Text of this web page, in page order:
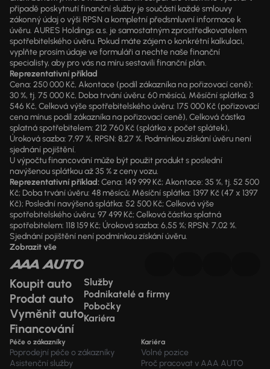
případě poskytnutí finanční služby je součástí každé smlouvy
zákonný údaj o výši RPSN a kompletní předsmluvní informace k
úvěru. AURES Holdings a.s. je samostatným zprostředkovatelem
spotřebitelského úvěru. Pokud máte zájem o konkrétní kalkulaci,
vyplňte prosím údaje ve formuláři a nechte naše finanční
specialisty, aby pro vás na míru sestavili finanční plán.
Reprezentativní příklad
Cena: 250 000 Kč, Akontace (podíl zákazníka na pořizovací ceně):
30 %, tj. 75 000 Kč, Doba trvání úvěru: 60 měsíců, Měsíční splátka: 3
546 Kč, Celková výše spotřebitelského úvěru: 175 000 Kč (pořizovací
cena mínus podíl zákazníka na pořizovací ceně), Celková částka
splatná spotřebitelem: 212 760 Kč (splátka x počet splátek),
Úroková sazba: 7,97 %, RPSN: 8,27 %. Podmínkou získání úvěru není
sjednání pojištění.
U výpočtu financování může být použit produkt s poslední
navýšenou splátkou až 35 % z ceny vozu.
Reprezentativní příklad:Cena: 149 999 Kč; Akontace: 35 %, tj. 52 500
Kč; Doba trvání úvěru: 48 měsíců; Měsíční splátka: 1397 Kč (47 x 1397
Kč); Poslední navýšená splátka: 52 500 Kč; Celková výše
spotřebitelského úvěru: 97 499 Kč; Celková částka splatná
spotřebitelem: 118 159 Kč; Úroková sazba: 6,55 %; RPSN: 7,02 %.
Sjednání pojištění není podmínkou získání úvěru.
Zobrazit vše
Koupit auto
Prodat auto
Vyměnit auto
Financování
Služby
Podnikatelé a firmy
Pobočky
Kariéra
Péče o zákazníky
Poprodejní péče o zákazníky
Asistenční služby
Kariéra
Volné pozice
Proč pracovat v AAA AUTO